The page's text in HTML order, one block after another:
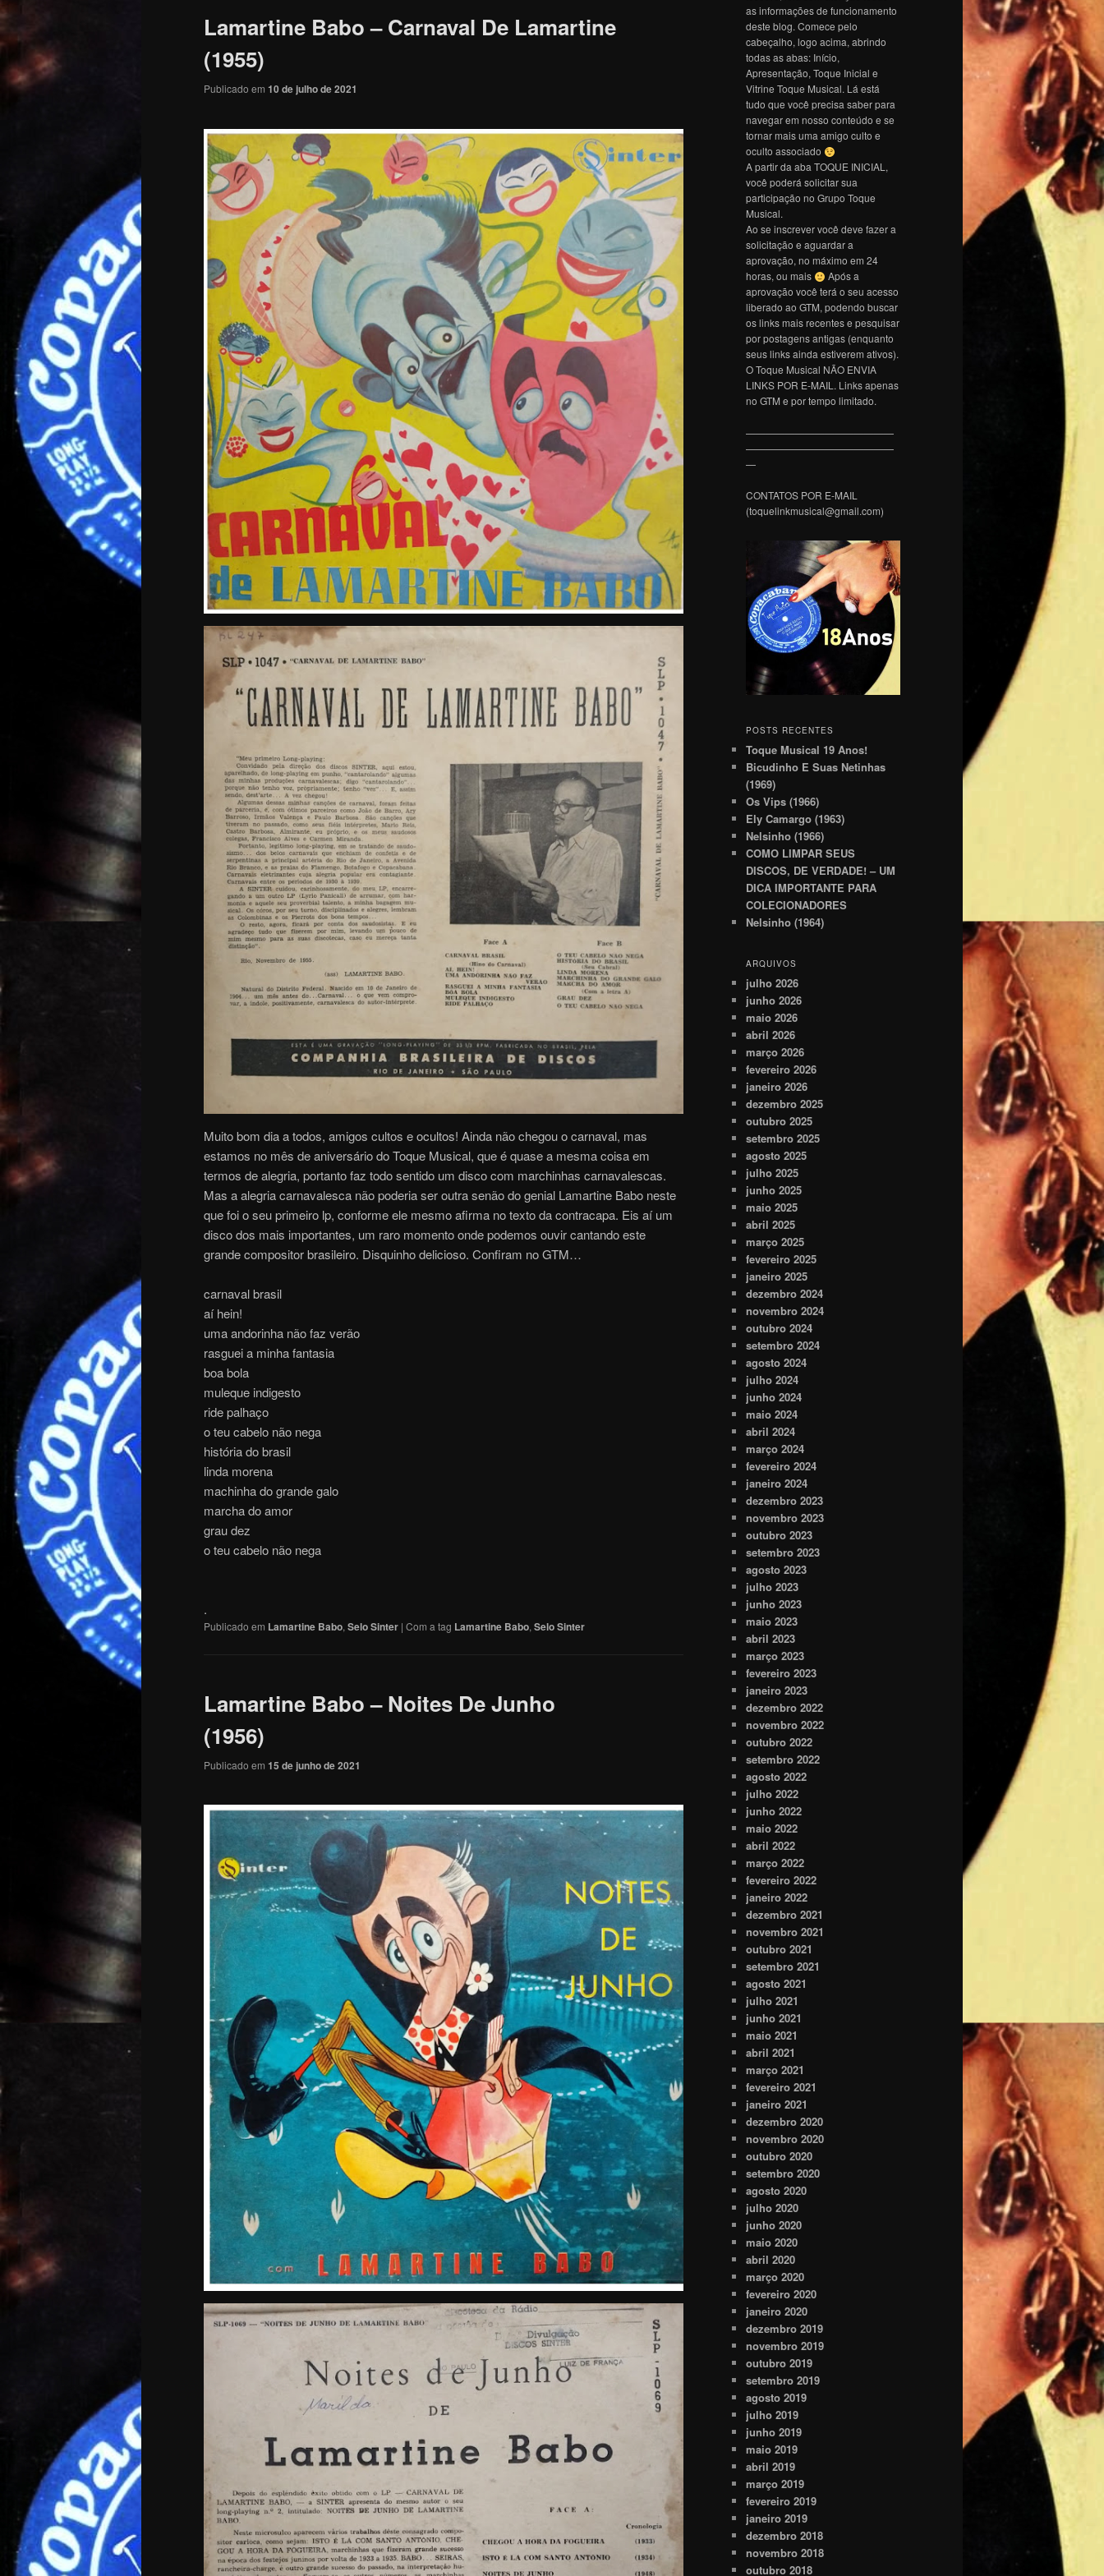
Lamartine Babo – Carnaval De Lamartine
(1955)
Publicado em 10 de julho de 2021
Muito bom dia a todos, amigos cultos e ocultos! Ainda não chegou o carnaval, mas
estamos no mês de aniversário do Toque Musical, que é quase a mesma coisa em
termos de alegria, portanto faz todo sentido um disco com marchinhas carnavalescas.
Mas a alegria carnavalesca não poderia ser outra senão do genial Lamartine Babo neste
que foi o seu primeiro lp, conforme ele mesmo afirma no texto da contracapa. Eis aí um
disco dos mais importantes, um raro momento onde podemos ouvir cantando este
grande compositor brasileiro. Disquinho delicioso. Confiram no GTM…
carnaval brasil
aí hein!
uma andorinha não faz verão
rasguei a minha fantasia
boa bola
muleque indigesto
ride palhaço
o teu cabelo não nega
história do brasil
linda morena
machinha do grande galo
marcha do amor
grau dez
o teu cabelo não nega
.
Publicado em Lamartine Babo, Selo Sinter | Com a tag Lamartine Babo, Selo Sinter
Lamartine Babo – Noites De Junho
(1956)
Publicado em 15 de junho de 2021
as informações de funcionamento
deste blog. Comece pelo
cabeçalho, logo acima, abrindo
todas as abas: Início,
Apresentação, Toque Inicial e
Vitrine Toque Musical. Lá está
tudo que você precisa saber para
navegar em nosso conteúdo e se
tornar mais uma amigo culto e
oculto associado
A partir da aba TOQUE INICIAL,
você poderá solicitar sua
participação no Grupo Toque
Musical.
Ao se inscrever você deve fazer a
solicitação e aguardar a
aprovação, no máximo em 24
horas, ou mais
Após a
aprovação você terá o seu acesso
liberado ao GTM, podendo buscar
os links mais recentes e pesquisar
por postagens antigas (enquanto
seus links ainda estiverem ativos).
O Toque Musical NÃO ENVIA
LINKS POR E-MAIL. Links apenas
no GTM e por tempo limitado.
———————————————
———————————————
—
CONTATOS POR E-MAIL
(toquelinkmusical@gmail.com)
POSTS RECENTES
Toque Musical 19 Anos!
Bicudinho E Suas Netinhas
(1969)
Os Vips (1966)
Ely Camargo (1963)
Nelsinho (1966)
COMO LIMPAR SEUS
DISCOS, DE VERDADE! – UM
DICA IMPORTANTE PARA
COLECIONADORES
Nelsinho (1964)
ARQUIVOS
julho 2026
junho 2026
maio 2026
abril 2026
março 2026
fevereiro 2026
janeiro 2026
dezembro 2025
outubro 2025
setembro 2025
agosto 2025
julho 2025
junho 2025
maio 2025
abril 2025
março 2025
fevereiro 2025
janeiro 2025
dezembro 2024
novembro 2024
outubro 2024
setembro 2024
agosto 2024
julho 2024
junho 2024
maio 2024
abril 2024
março 2024
fevereiro 2024
janeiro 2024
dezembro 2023
novembro 2023
outubro 2023
setembro 2023
agosto 2023
julho 2023
junho 2023
maio 2023
abril 2023
março 2023
fevereiro 2023
janeiro 2023
dezembro 2022
novembro 2022
outubro 2022
setembro 2022
agosto 2022
julho 2022
junho 2022
maio 2022
abril 2022
março 2022
fevereiro 2022
janeiro 2022
dezembro 2021
novembro 2021
outubro 2021
setembro 2021
agosto 2021
julho 2021
junho 2021
maio 2021
abril 2021
março 2021
fevereiro 2021
janeiro 2021
dezembro 2020
novembro 2020
outubro 2020
setembro 2020
agosto 2020
julho 2020
junho 2020
maio 2020
abril 2020
março 2020
fevereiro 2020
janeiro 2020
dezembro 2019
novembro 2019
outubro 2019
setembro 2019
agosto 2019
julho 2019
junho 2019
maio 2019
abril 2019
março 2019
fevereiro 2019
janeiro 2019
dezembro 2018
novembro 2018
outubro 2018